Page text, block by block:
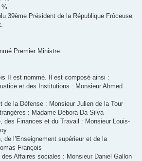
%
39ème Président de la République Frôceuse
Premier Ministre.
II est nommé. Il est composé ainsi :
et des Institutions : Monsieur Ahmed
de la Défense : Monsieur Julien de la Tour
: Madame Débora Da Silva
des Finances et du Travail : Monsieur Louis-
de l’Enseignement supérieur et de la
François
Affaires sociales : Monsieur Daniel Gallon